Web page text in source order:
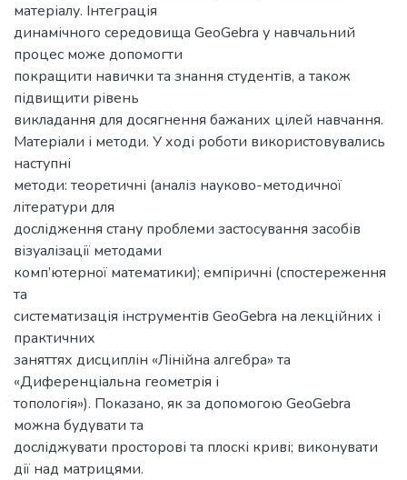
матеріалу. Інтеграція
динамічного середовища GeoGebra у навчальний
процес може допомогти
покращити навички та знання студентів, а також
підвищити рівень
викладання для досягнення бажаних цілей навчання.
Матеріали і методи. У ході роботи використовувались
наступні
методи: теоретичні (аналіз науково-методичної
літератури для
дослідження стану проблеми застосування засобів
візуалізації методами
комп’ютерної математики); емпіричні (спостереження
та
систематизація інструментів GeoGebra на лекційних і
практичних
заняттях дисциплін «Лінійна алгебра» та
«Диференціальна геометрія і
топологія»). Показано, як за допомогою GeoGebra
можна будувати та
досліджувати просторові та плоскі криві; виконувати
дії над матрицями.